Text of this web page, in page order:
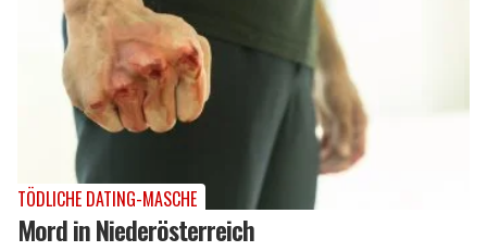
TÖDLICHE DATING-MASCHE
Mord in Niederösterreich